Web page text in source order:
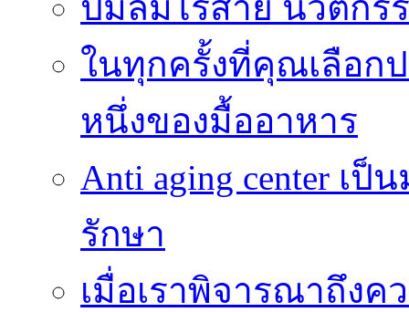
ในทุกครั้งที่คุณเลือก
หนึ่งของมื้ออาหาร
Anti aging center เ
รักษา
เมื่อเราพิจารณาถึง